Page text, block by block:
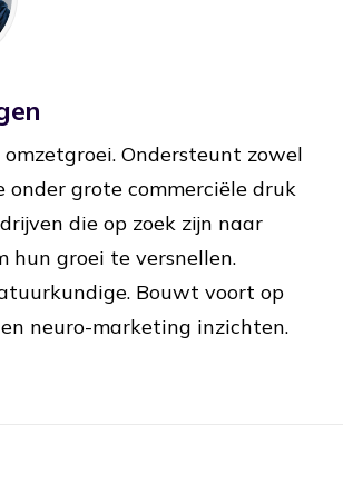
Ondersteunt zowel
onder grote commerciële druk
die op zoek zijn naar
hun groei te versnellen.
Bouwt voort op
neuro-marketing inzichten.